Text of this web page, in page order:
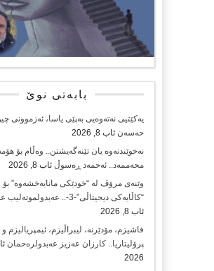
بابەتی نوێ
یەکێتیی نەتەوەیی بەپێی یاسا، ئەزموونی
حەسەن ئاب 8, 2026
نەخوێندنەوە یان تێنەگەیشتن.. وەڵام بۆ
محەممەد.. ئەحمەد ڕەسوڵ ئاب 8, 2026
وێنەی مرۆڤ لە “خودێکی مانابەخشەوە” بۆ
“کاڵایەکی دیجیتاڵی”-3-.. عەبدولموتەلیب عەبدوڵڵا
ئاب 8, 2026
فاشیزم، مۆدێرنە، لیبراڵیزم، ئیمپریالیزم و
پرۆلیتاریا.. کارزان عەزیز عەبدولرەحمان
2026